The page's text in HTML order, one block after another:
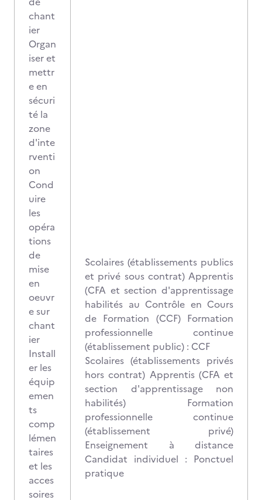
chant
ier
Organ
iser et
mettr
e en
sécuri
té la
zone
d'inte
rventi
on
Cond
uire
les
opéra
tions
de
mise
en
oeuvr
e sur
chant
ier
Install
er les
équip
emen
ts
comp
lémen
taires
et les
acces
soires
Scolaires (établissements publics
et privé sous contrat) Apprentis
(CFA et section d'apprentissage
habilités au Contrôle en Cours
de Formation (CCF) Formation
professionnelle continue
(établissement public) : CCF
Scolaires (établissements privés
hors contrat) Apprentis (CFA et
section d'apprentissage non
habilités) Formation
professionnelle continue
(établissement privé)
Enseignement à distance
Candidat individuel : Ponctuel
pratique